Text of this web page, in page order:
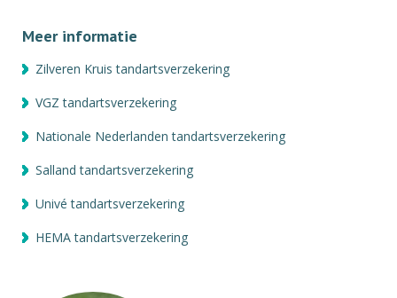
Meer informatie
Zilveren Kruis tandartsverzekering
VGZ tandartsverzekering
Nationale Nederlanden tandartsverzekering
Salland tandartsverzekering
Univé tandartsverzekering
HEMA tandartsverzekering